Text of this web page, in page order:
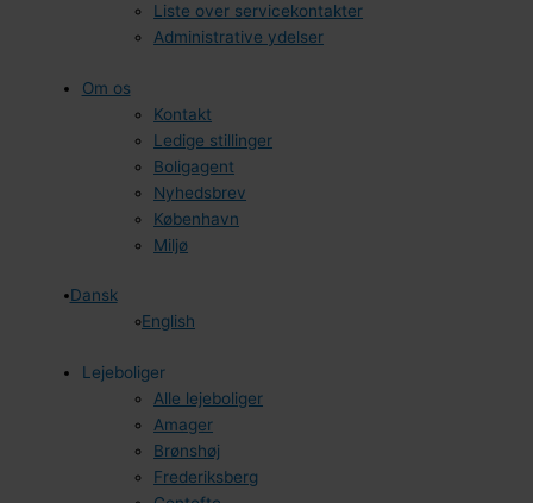
Liste over servicekontakter
Administrative ydelser
Om os
Kontakt
Ledige stillinger
Boligagent
Nyhedsbrev
København
Miljø
Dansk
English
Lejeboliger
Alle lejeboliger
Amager
Brønshøj
Frederiksberg